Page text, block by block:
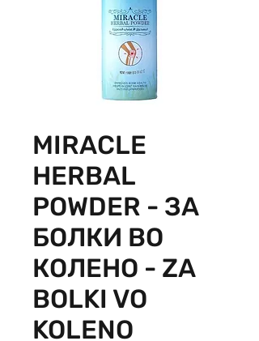
MIRACLE
HERBAL
POWDER - ЗА
БОЛКИ ВО
КОЛЕНО - ZA
BOLKI VO
KOLENO